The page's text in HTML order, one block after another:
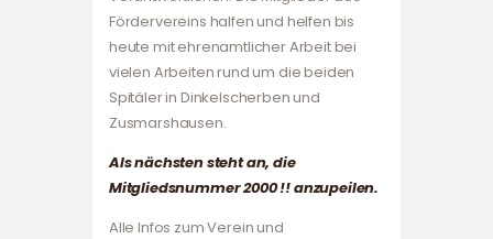
Fördervereins halfen und helfen bis
heute mit ehrenamtlicher Arbeit bei
vielen Arbeiten rund um die beiden
Spitäler in Dinkelscherben und
Zusmarshausen.
Als nächsten steht an, die
Mitgliedsnummer 2000 !! anzupeilen.
Alle Infos zum Verein und